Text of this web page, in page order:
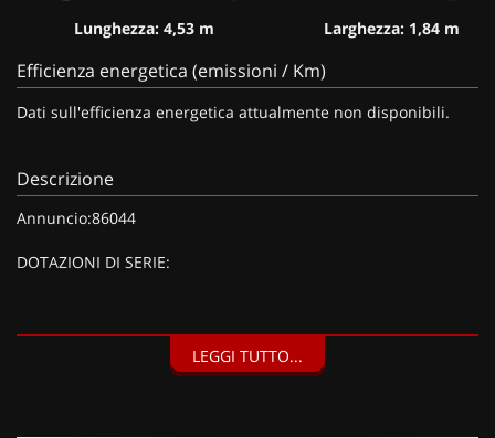
Lunghezza: 4,53 m Larghezza: 1,84 m
Efficienza energetica (emissioni / Km)
Dati sull'efficienza energetica attualmente non disponibili.
Descrizione
Annuncio:86044
DOTAZIONI DI SERIE:
LEGGI TUTTO...